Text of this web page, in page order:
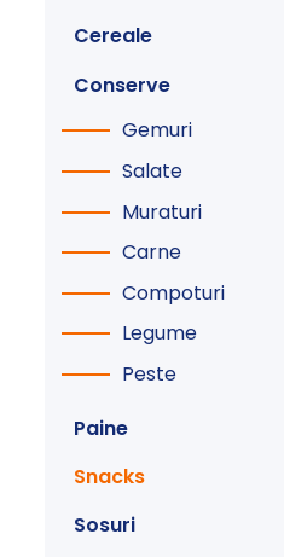
Cereale
Conserve
Gemuri
Salate
Muraturi
Carne
Compoturi
Legume
Peste
Paine
Snacks
Sosuri